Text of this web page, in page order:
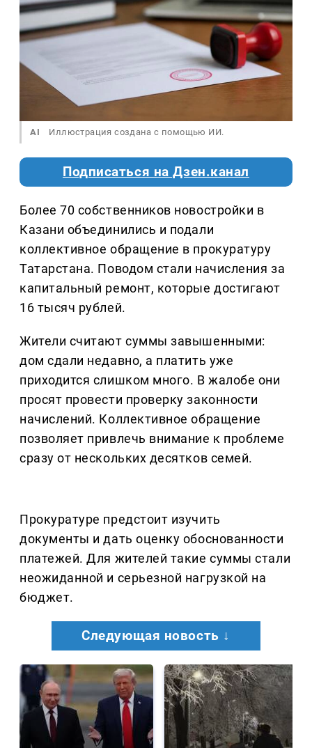
AI Иллюстрация создана с помощью ИИ.
Подписаться на Дзен.канал
Более 70 собственников новостройки в
Казани объединились и подали
коллективное обращение в прокуратуру
Татарстана. Поводом стали начисления за
капитальный ремонт, которые достигают
16 тысяч рублей.
Жители считают суммы завышенными:
дом сдали недавно, а платить уже
приходится слишком много. В жалобе они
просят провести проверку законности
начислений. Коллективное обращение
позволяет привлечь внимание к проблеме
сразу от нескольких десятков семей.
Прокуратуре предстоит изучить
документы и дать оценку обоснованности
платежей. Для жителей такие суммы стали
неожиданной и серьезной нагрузкой на
бюджет.
Следующая новость ↓